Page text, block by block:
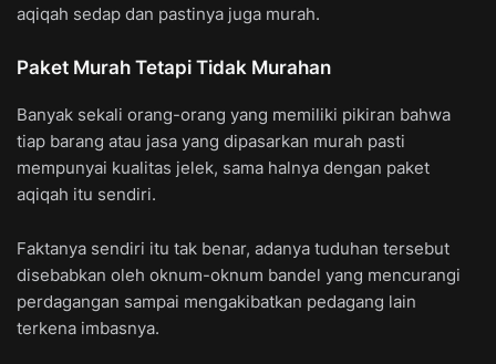
aqiqah sedap dan pastinya juga murah.
Paket Murah Tetapi Tidak Murahan
Banyak sekali orang-orang yang memiliki pikiran bahwa
tiap barang atau jasa yang dipasarkan murah pasti
mempunyai kualitas jelek, sama halnya dengan paket
aqiqah itu sendiri.
Faktanya sendiri itu tak benar, adanya tuduhan tersebut
disebabkan oleh oknum-oknum bandel yang mencurangi
perdagangan sampai mengakibatkan pedagang lain
terkena imbasnya.